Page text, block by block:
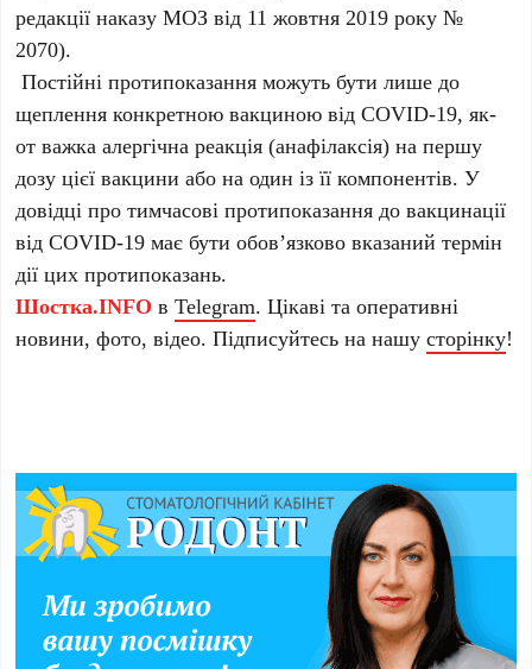
редакції наказу МОЗ від 11 жовтня 2019 року №
2070).
Постійні протипоказання можуть бути лише до
щеплення конкретною вакциною від COVID-19, як-
от важка алергічна реакція (анафілаксія) на першу
дозу цієї вакцини або на один із її компонентів. У
довідці про тимчасові протипоказання до вакцинації
від COVID-19 має бути обов’язково вказаний термін
дії цих протипоказань.
Шостка.INFO вTelegram. Цікаві та оперативні
новини, фото, відео. Підписуйтесь на нашусторінку!